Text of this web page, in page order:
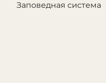
Заповедная система